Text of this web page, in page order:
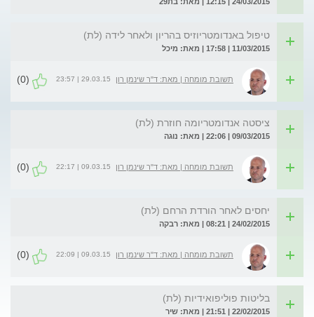
טיפול באנדומטריוזיס בהריון ולאחר לידה (לת)
11/03/2015 | 17:58 | מאת: מיכל
תשובת מומחה | מאת: ד"ר שינמן רון 29.03.15 | 23:57
(0)
ציסטה אנדומטריומה חוזרת (לת)
09/03/2015 | 22:06 | מאת: נוגה
תשובת מומחה | מאת: ד"ר שינמן רון 09.03.15 | 22:17
(0)
יחסים לאחר הורדת הרחם (לת)
24/02/2015 | 08:21 | מאת: רבקה
תשובת מומחה | מאת: ד"ר שינמן רון 09.03.15 | 22:09
(0)
בליטות פוליפואידיות (לת)
22/02/2015 | 21:51 | מאת: שיר